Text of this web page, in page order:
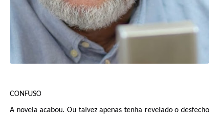
CONFUSO
A novela acabou. Ou talvez apenas tenha revelado o desfecho